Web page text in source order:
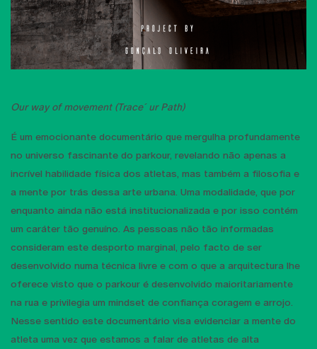
Our way of movement (Trace´ur Path)
É um emocionante documentário que mergulha profundamente
no universo fascinante do parkour, revelando não apenas a
incrível habilidade física dos atletas, mas também a filosofia e
a mente por trás dessa arte urbana. Uma modalidade, que por
enquanto ainda não está institucionalizada e por isso contém
um caráter tão genuíno. As pessoas não tão informadas
consideram este desporto marginal, pelo facto de ser
desenvolvido numa técnica livre e com o que a arquitectura lhe
oferece visto que o parkour é desenvolvido maioritariamente
na rua e privilegia um mindset de confiança coragem e arrojo.
Nesse sentido este documentário visa evidenciar a mente do
atleta uma vez que estamos a falar de atletas de alta